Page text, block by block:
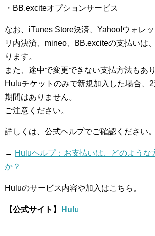
・BB.exciteオプションサービス
なお、iTunes Store決済、Yahoo!ウォレ
リ内決済、mineo、BB.exciteの支払いは
ります。
また、途中で変更できない支払方法もあり
Huluチケットのみで新規加入した場合、
期間はありません。
ご注意ください。
詳しくは、公式ヘルプでご確認ください。
→ Huluヘルプ：お支払いは、どのような
か？
Huluのサービス内容や加入はこちら。
【公式サイト】 Hulu